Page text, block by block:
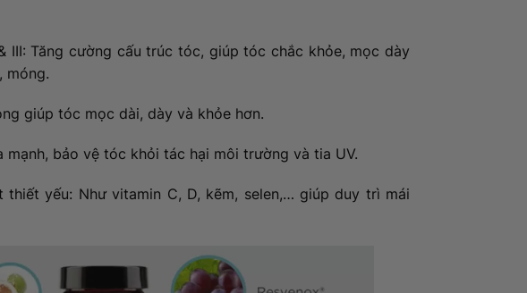
III: Tăng cường cấu trúc tóc, giúp tóc chắc khỏe, mọc dày
móng.
giúp tóc mọc dài, dày và khỏe hơn.
mạnh, bảo vệ tóc khỏi tác hại môi trường và tia UV.
thiết yếu: Như vitamin C, D, kẽm, selen,… giúp duy trì mái